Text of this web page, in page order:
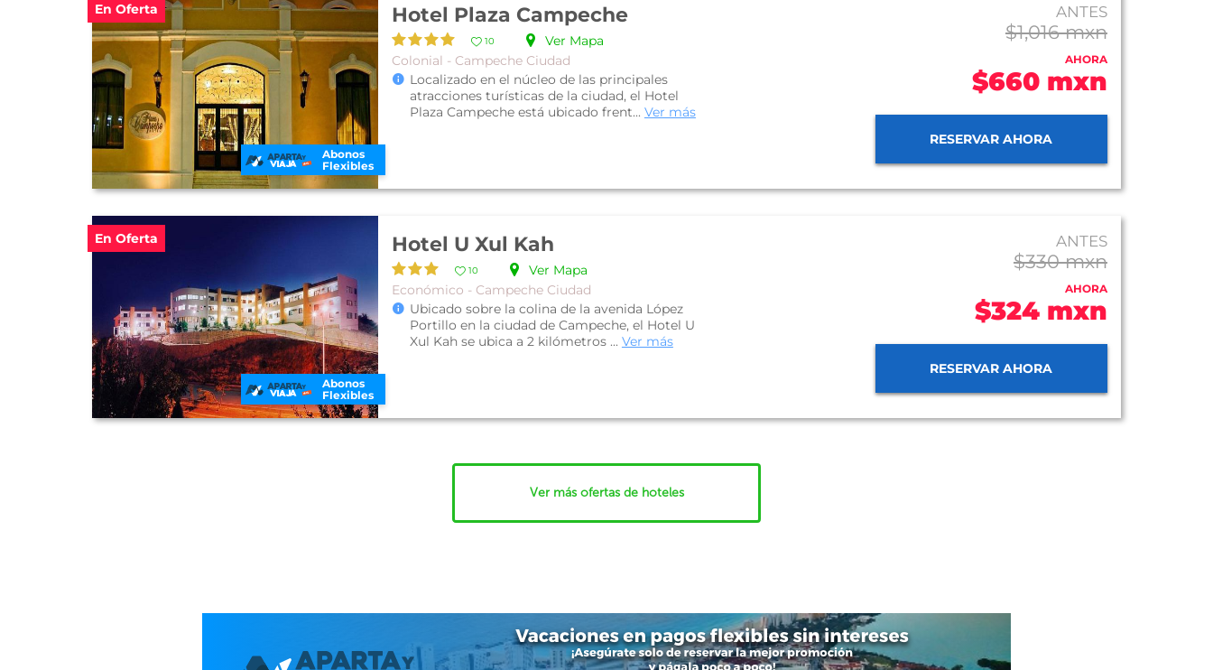
En Oferta
Abonos
Flexibles
Hotel Plaza Campeche
10
Ver Mapa
Colonial - Campeche Ciudad
Localizado en el núcleo de las principales
atracciones turísticas de la ciudad, el Hotel
Plaza Campeche está ubicado frent... Ver más
ANTES
$1,016 mxn
AHORA
$660 mxn
RESERVAR AHORA
En Oferta
Abonos
Flexibles
Hotel U Xul Kah
10
Ver Mapa
Económico - Campeche Ciudad
Ubicado sobre la colina de la avenida López
Portillo en la ciudad de Campeche, el Hotel U
Xul Kah se ubica a 2 kilómetros ... Ver más
ANTES
$330 mxn
AHORA
$324 mxn
RESERVAR AHORA
Ver más ofertas de hoteles